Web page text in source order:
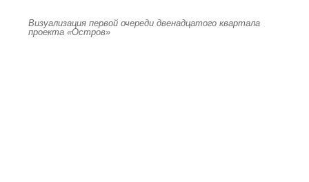
Визуализация первой очереди двенадцатого квартала
проекта «Остров»